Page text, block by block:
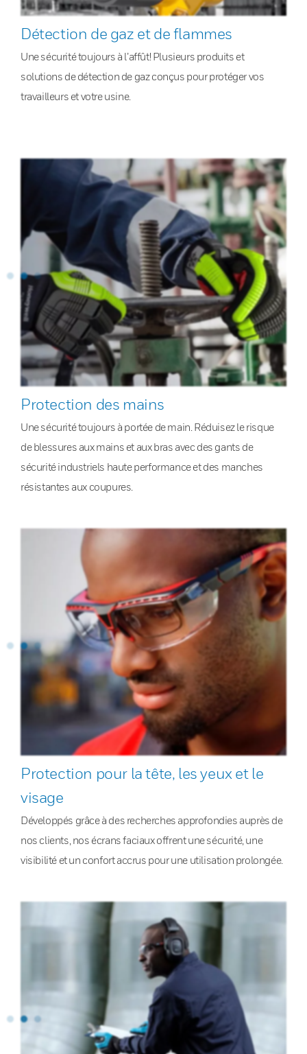
Détection de gaz et de flammes
Une sécurité toujours à l’affût! Plusieurs produits et
solutions de détection de gaz conçus pour protéger vos
travailleurs et votre usine.
Protection des mains
Une sécurité toujours à portée de main. Réduisez le risque
de blessures aux mains et aux bras avec des gants de
sécurité industriels haute performance et des manches
résistantes aux coupures.
Protection pour la tête, les yeux et le
visage
Développés grâce à des recherches approfondies auprès de
nos clients, nos écrans faciaux offrent une sécurité, une
visibilité et un confort accrus pour une utilisation prolongée.